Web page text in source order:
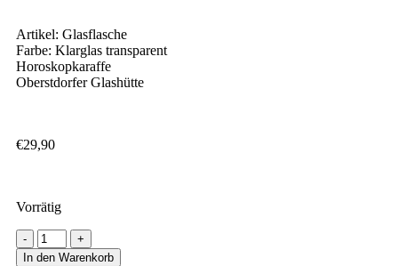
Artikel: Glasflasche
Farbe: Klarglas transparent
Horoskopkaraffe
Oberstdorfer Glashütte
€29,90
Vorrätig
In den Warenkorb